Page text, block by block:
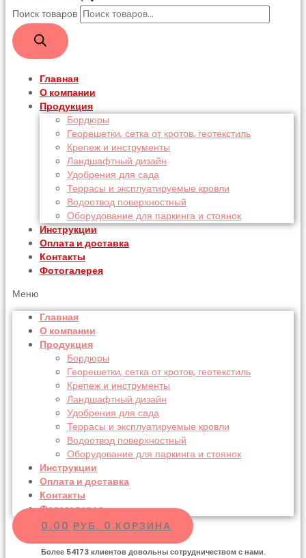
Поиск товаров
Главная
О компании
Продукция
Бордюры
Георешетки, сетка от кротов, геотекстиль
Крепеж и инструменты
Ландшафтный дизайн
Удобрения для сада
Террасы и эксплуатируемые кровли
Водоотвод поверхностный
Оборудование для паркинга и стоянок
Инструкции
Оплата и доставка
Контакты
Фотогалерея
Меню
Главная
О компании
Продукция
Бордюры
Георешетки, сетка от кротов, геотекстиль
Крепеж и инструменты
Ландшафтный дизайн
Удобрения для сада
Террасы и эксплуатируемые кровли
Водоотвод поверхностный
Оборудование для паркинга и стоянок
Инструкции
Оплата и доставка
Контакты
Фотогалерея
0.00 РУБ. 0 КОРЗИНА
Более 54173 клиентов довольны сотрудничеством с нами.